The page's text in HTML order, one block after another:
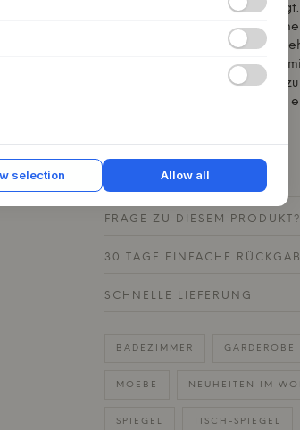
ästhetische Dimension
es einfach, ihn in eine
allein als diskreter Blickfang
Elementen aus Holz oder
ein harmonisches Gesamtbild
des Spiegels stellt sicher, dass
PRODUKTSPEZIFIKATIONEN
FRAGE ZU DIESEM PRODUKT?
30 TAGE EINFACHE
SCHNELLE LIEFERUNG
BADEZIMMER GARDEROBE
MOEBE NEUHEITEN IM
SPIEGEL TISCH-SPIEGEL
selection Allow all